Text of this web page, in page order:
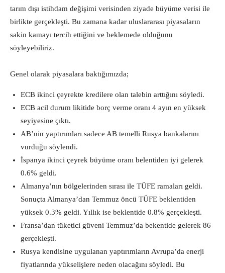
tarım dışı istihdam değişimi verisinden ziyade büyüme verisi ile
birlikte gerçekleşti. Bu zamana kadar uluslararası piyasaların
sakin kamayı tercih ettiğini ve beklemede olduğunu
söyleyebiliriz.
Genel olarak piyasalara baktığımızda;
ECB ikinci çeyrekte kredilere olan talebin arttığını söyledi.
ECB acil durum likitide borç verme oranı 4 ayın en yüksek
seyiyesine çıktı.
AB’nin yaptırımları sadece AB temelli Rusya bankalarını
vurduğu söylendi.
İspanya ikinci çeyrek büyüme oranı belentiden iyi gelerek
0.6% geldi.
Almanya’nın bölgelerinden sırası ile TÜFE ramaları geldi.
Sonuçta Almanya’dan Temmuz öncü TÜFE beklentiden
yüksek 0.3% geldi. Yıllık ise beklentide 0.8% gerçekleşti.
Fransa’dan tüketici güveni Temmuz’da bekentide gelerek 86
gerçekleşti.
Rusya kendisine uygulanan yaptırımların Avrupa’da enerji
fiyatlarında yükselişlere neden olacağını söyledi. Bu